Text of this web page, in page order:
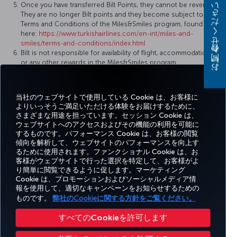
当社のウェブサイトで使用している Cookie は、お客様に
よりいっそうご満足いただける体験をお届けするために、
さまざまな用途を担っています。セッション Cookie は、
ウェブサイトへのアクセスおよびその機能の利用を可能に
するものです。パフォーマンス Cookie は、お客様の閲覧
傾向を解析して、ウェブサイトのパフォーマンスを向上す
るために使用されます。ファンクショナル Cookie は、お
客様がウェブサイトで行った選択を特定して、お客様がよ
り簡単に閲覧できるように促します。マーケティング
Cookie は、プロモーションおよびソーシャルメディア情
報を使用して、適切なキャンペーンをお知らせするための
ものです。
弊社のCookieに関する方針をご覧ください。
すべてのCookieを許可します
Once you have transferred Bilt Points, they cannot be reversed.
They are no longer Bilt points and they become subject to the
Terms and Conditions of the Miles&Smiles program, found
here: https://www.turkishairlines.com/en-int/miles-and-
smiles/terms-and-conditions/index.html
Bilt is not responsible for availability of flight, accommodations,
or any other rewards in the Miles&Smiles program.
Facebook
TwitterInstagram
YouTubeLinkedIn
TiktokブログPinterest
予約
と管
エクス
ペリエ
ンス
お得な情
報と目的
地
ヘ
ル
プ
Miles&Smiles
Corporate
Club
プライバシーポリシーおよびCookieポリシー
Cookie 設定の変更 US DOT（米国運輸省）カスタマーサービスプラン
お問い合わせください